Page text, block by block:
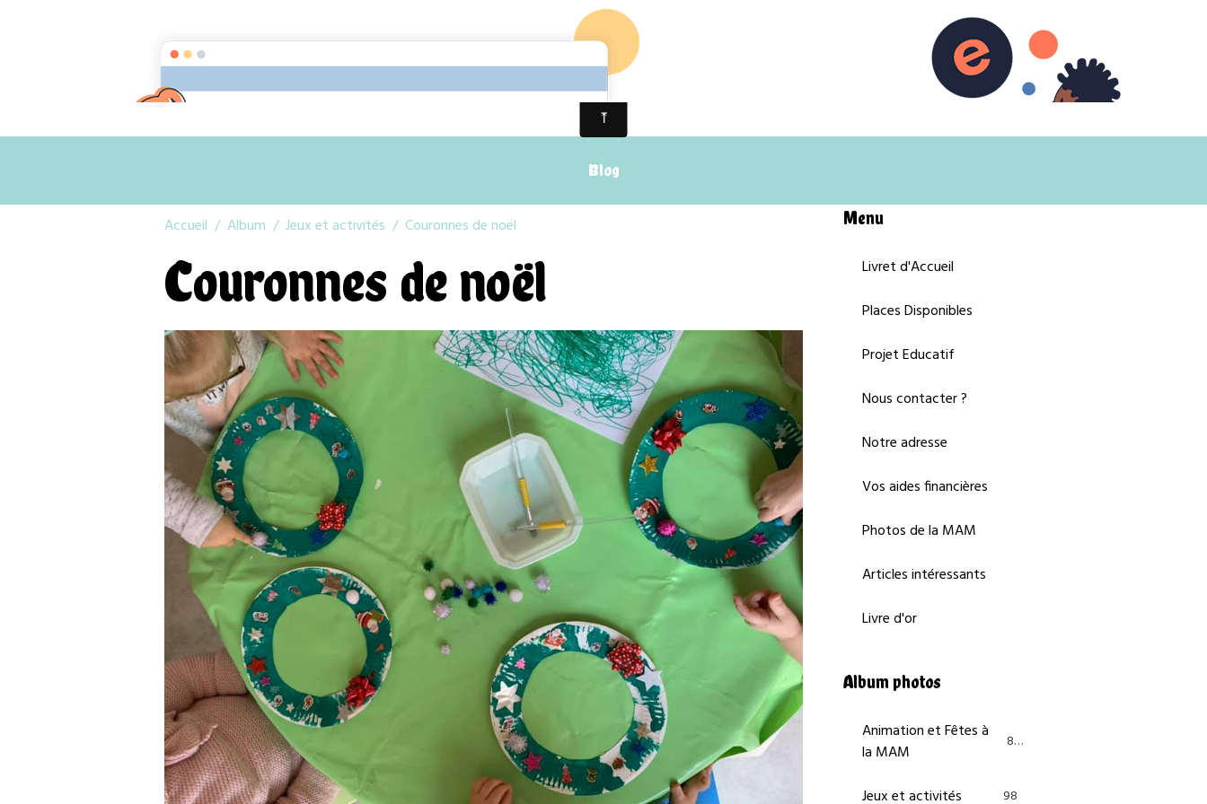
Blog
Accueil Album Jeux et activités Couronnes de noël
Couronnes de noël
Menu
Livret d'Accueil
Places Disponibles
Projet Educatif
Nous contacter ?
Notre adresse
Vos aides financières
Photos de la MAM
Articles intéressants
Livre d'or
Album photos
Animation et Fêtes à
la MAM
84
Jeux et activités 98